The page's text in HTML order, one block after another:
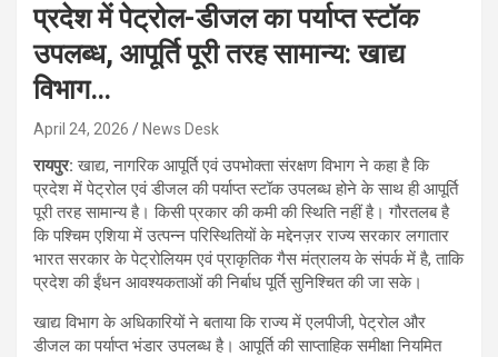
प्रदेश में पेट्रोल-डीजल का पर्याप्त स्टॉक
उपलब्ध, आपूर्ति पूरी तरह सामान्य: खाद्य
विभाग…
April 24, 2026 News Desk
रायपुर: खाद्य, नागरिक आपूर्ति एवं उपभोक्ता संरक्षण विभाग ने कहा है कि
प्रदेश में पेट्रोल एवं डीजल की पर्याप्त स्टॉक उपलब्ध होने के साथ ही आपूर्ति
पूरी तरह सामान्य है। किसी प्रकार की कमी की स्थिति नहीं है। गौरतलब है
कि पश्चिम एशिया में उत्पन्न परिस्थितियों के मद्देनज़र राज्य सरकार लगातार
भारत सरकार के पेट्रोलियम एवं प्राकृतिक गैस मंत्रालय के संपर्क में है, ताकि
प्रदेश की ईंधन आवश्यकताओं की निर्बाध पूर्ति सुनिश्चित की जा सके।
खाद्य विभाग के अधिकारियों ने बताया कि राज्य में एलपीजी, पेट्रोल और
डीजल का पर्याप्त भंडार उपलब्ध है। आपूर्ति की साप्ताहिक समीक्षा नियमित